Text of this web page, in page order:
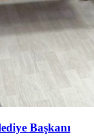
Başkanı